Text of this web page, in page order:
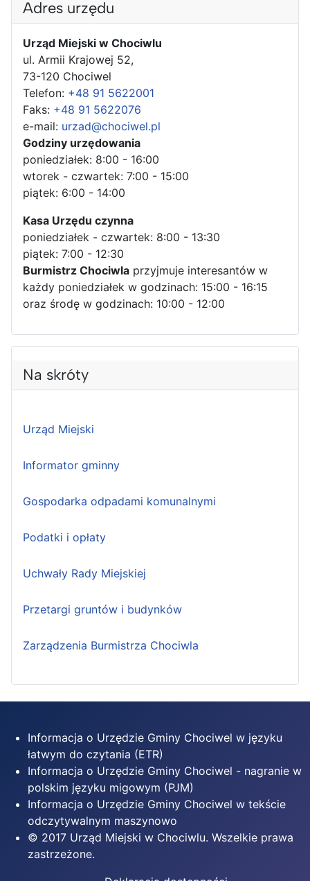
Adres urzędu
Urząd Miejski w Chociwlu
ul. Armii Krajowej 52,
73-120 Chociwel
Telefon: +48 91 5622001
Faks: +48 91 5622076
e-mail: urzad@chociwel.pl
Godziny urzędowania
poniedziałek: 8:00 - 16:00
wtorek - czwartek: 7:00 - 15:00
piątek: 6:00 - 14:00
Kasa Urzędu czynna
poniedziałek - czwartek: 8:00 - 13:30
piątek: 7:00 - 12:30
Burmistrz Chociwla przyjmuje interesantów w
każdy poniedziałek w godzinach: 15:00 - 16:15
oraz środę w godzinach: 10:00 - 12:00
Na skróty
Urząd Miejski
Informator gminny
Gospodarka odpadami komunalnymi
Podatki i opłaty
Uchwały Rady Miejskiej
Przetargi gruntów i budynków
Zarządzenia Burmistrza Chociwla
Informacja o Urzędzie Gminy Chociwel w języku
łatwym do czytania (ETR)
Informacja o Urzędzie Gminy Chociwel - nagranie w
polskim języku migowym (PJM)
Informacja o Urzędzie Gminy Chociwel w tekście
odczytywalnym maszynowo
© 2017 Urząd Miejski w Chociwlu. Wszelkie prawa
zastrzeżone.